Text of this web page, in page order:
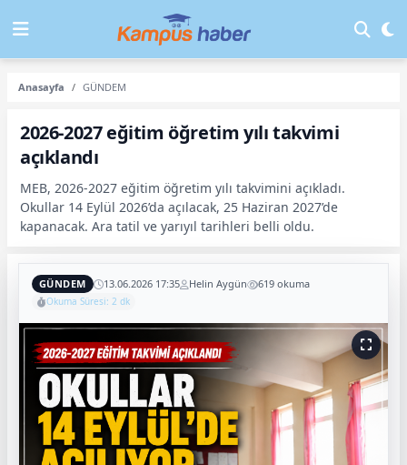
Anasayfa GÜNDEM
2026-2027 eğitim öğretim yılı takvimi
açıklandı
MEB, 2026-2027 eğitim öğretim yılı takvimini açıkladı.
Okullar 14 Eylül 2026’da açılacak, 25 Haziran 2027’de
kapanacak. Ara tatil ve yarıyıl tarihleri belli oldu.
GÜNDEM 13.06.2026 17:35 Helin Aygün 619 okuma
Okuma Süresi: 2 dk